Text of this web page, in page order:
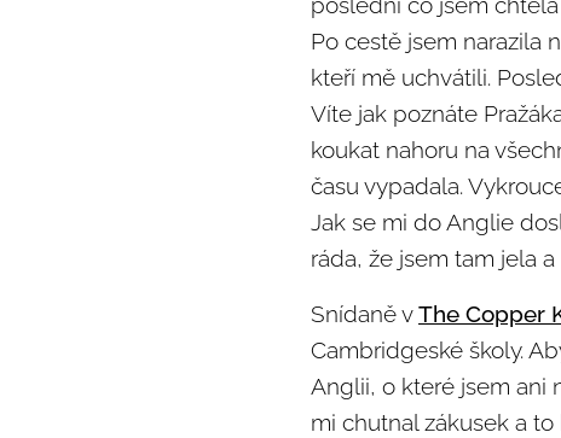
Po cestě jsem narazila
kteří mě uchvátili.
Víte jak poznáte
koukat nahoru na
času vypadala.
Jak se mi do Anglie
ráda, že jsem tam jela
Snídaně vThe Copper
Cambridgeské školy.
Anglii, o které jsem ani
mi chutnal zákusek a